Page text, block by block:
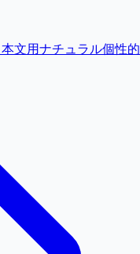
本文用ナチュラル個性的